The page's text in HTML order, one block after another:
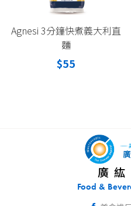
Agnesi 3分鐘快煮義大利直
麵
$55
廣
Food &